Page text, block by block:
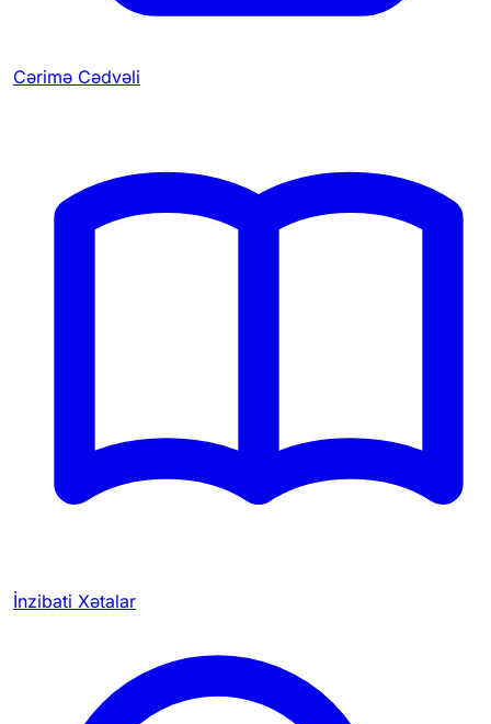
Cərimə Cədvəli
İnzibati Xətalar